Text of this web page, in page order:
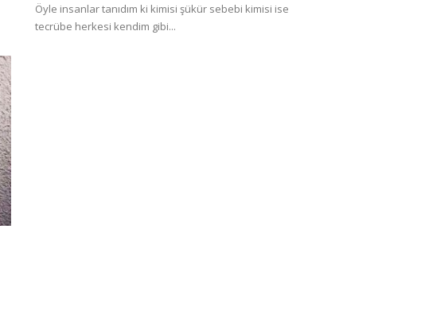
Öyle insanlar tanıdım ki kimisi şükür sebebi kimisi ise
tecrübe herkesi kendim gibi...